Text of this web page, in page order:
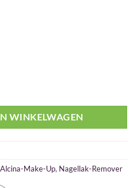
WINKELWAGEN
Alcina-Make-Up, Nagellak-Remover